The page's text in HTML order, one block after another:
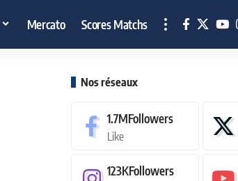
Mercato Scores Matchs
Nos réseaux
1.7MFollowers
Like
123KFollowers